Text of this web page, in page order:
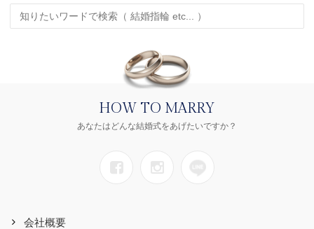
HOW TO MARRY
あなたはどんな結婚式をあげたいですか？
会社概要